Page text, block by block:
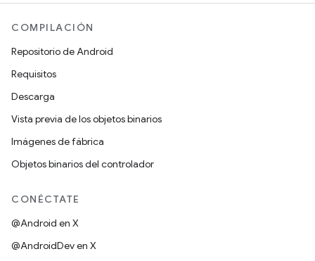
COMPILACIÓN
Repositorio de Android
Requisitos
Descarga
Vista previa de los objetos binarios
Imágenes de fábrica
Objetos binarios del controlador
CONÉCTATE
@Android en X
@AndroidDev en X